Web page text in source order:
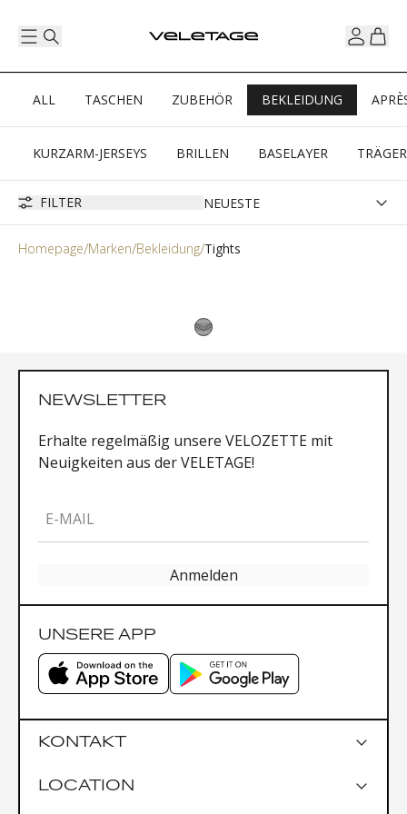
ALL TASCHEN ZUBEHÖR BEKLEIDUNG
KURZARM-JERSEYS BRILLEN BASELAYER
FILTER
Homepage Marken Bekleidung Tights
NEWSLETTER
Erhalte regelmäßig unsere VELOZETTE mit
Neuigkeiten aus der VELETAGE!
E-MAIL
Anmelden
UNSERE APP
KONTAKT
LOCATION